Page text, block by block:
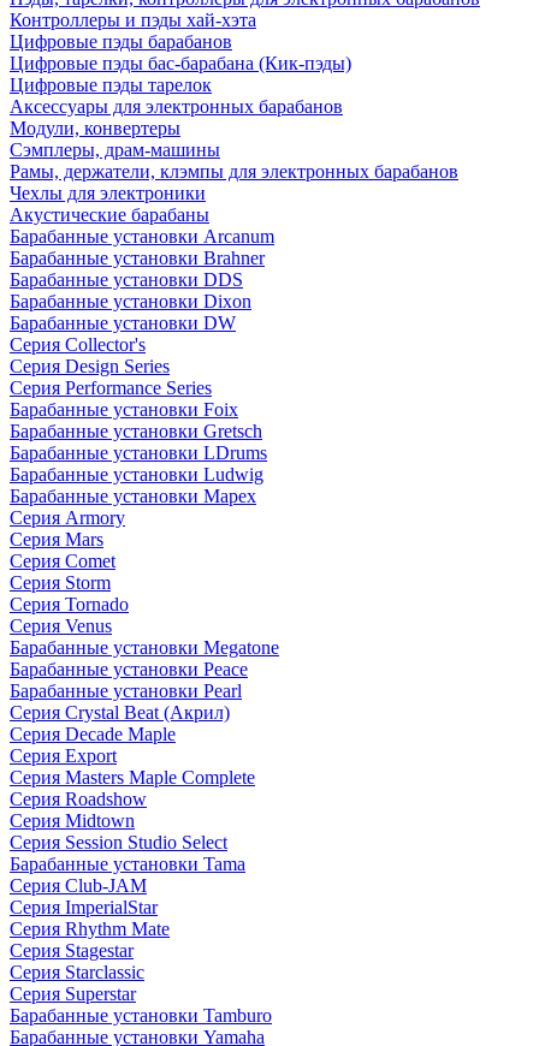
Контроллеры и пэды хай-хэта
Цифровые пэды барабанов
Цифровые пэды бас-барабана (Кик-пэды)
Цифровые пэды тарелок
Аксессуары для электронных барабанов
Модули, конвертеры
Сэмплеры, драм-машины
Рамы, держатели, клэмпы для электронных барабанов
Чехлы для электроники
Акустические барабаны
Барабанные установки Arcanum
Барабанные установки Brahner
Барабанные установки DDS
Барабанные установки Dixon
Барабанные установки DW
Серия Collector's
Серия Design Series
Серия Performance Series
Барабанные установки Foix
Барабанные установки Gretsch
Барабанные установки LDrums
Барабанные установки Ludwig
Барабанные установки Mapex
Серия Armory
Серия Mars
Серия Comet
Серия Storm
Серия Tornado
Серия Venus
Барабанные установки Megatone
Барабанные установки Peace
Барабанные установки Pearl
Серия Crystal Beat (Акрил)
Серия Decade Maple
Серия Export
Серия Masters Maple Complete
Серия Roadshow
Серия Midtown
Серия Session Studio Select
Барабанные установки Tama
Серия Club-JAM
Серия ImperialStar
Серия Rhythm Mate
Серия Stagestar
Серия Starclassic
Серия Superstar
Барабанные установки Tamburo
Барабанные установки Yamaha